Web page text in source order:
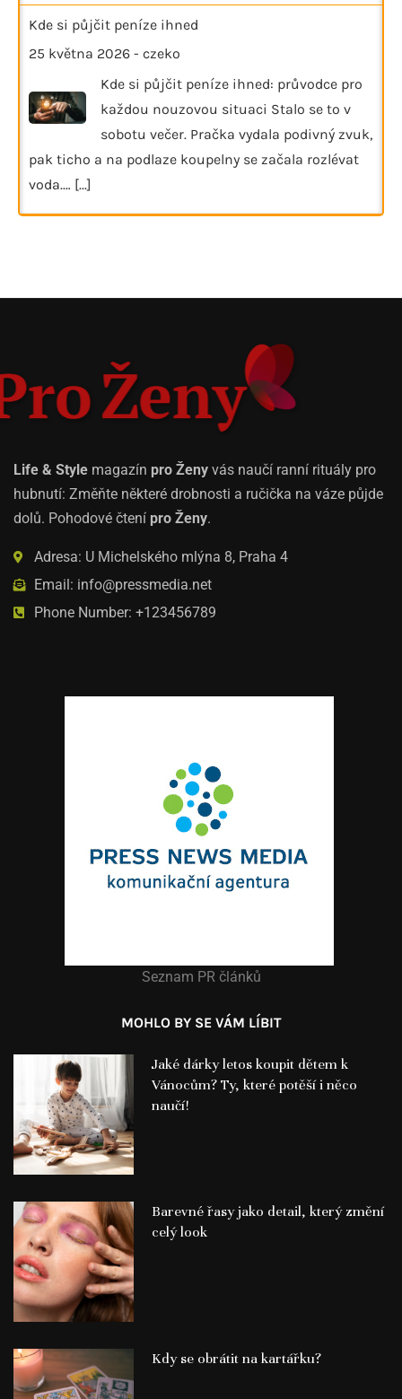
Kde si půjčit peníze ihned
25 května 2026 - czeko
Kde si půjčit peníze ihned: průvodce pro
každou nouzovou situaci Stalo se to v
sobotu večer. Pračka vydala podivný zvuk,
pak ticho a na podlaze koupelny se začala rozlévat
voda.… [...]
Life & Style magazín pro Ženy vás naučí ranní rituály pro
hubnutí: Změňte některé drobnosti a ručička na váze půjde
dolů. Pohodové čtení pro Ženy.
Adresa: U Michelského mlýna 8, Praha 4
Email: info@pressmedia.net
Phone Number: +123456789
Seznam PR článků
MOHLO BY SE VÁM LÍBIT
Jaké dárky letos koupit dětem k
Vánocům? Ty, které potěší i něco
naučí!
Barevné řasy jako detail, který změní
celý look
Kdy se obrátit na kartářku?